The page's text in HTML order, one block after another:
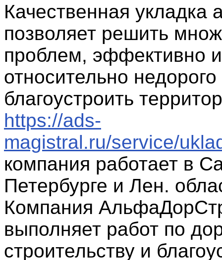
Качественная укладка
позволяет решить
проблем, эффективно и
относительно недорого
благоустроить
https://ads-
magistral.ru/service/
компания работает в
Петербурге и Лен.
Компания
выполняет работ по
строительству и